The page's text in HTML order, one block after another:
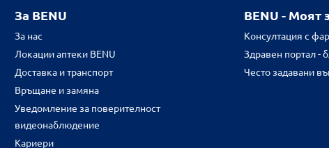
За BENU
За нас
Локации аптеки BENU
Доставка и транспорт
Връщане и замяна
Уведомление за поверителност
видеонаблюдение
Кариери
BENU - Моят
Консултация с
Здравен портал -
Често задавани